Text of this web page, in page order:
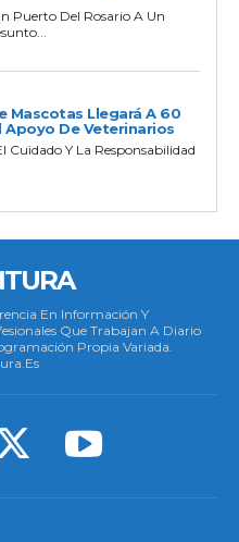
Puerto Del Rosario A Un
Mascotas Llegará A 60
Apoyo De Veterinarios
Y La Responsabilidad
En Información Y
Que Trabajan A Diario
Propia Variada.